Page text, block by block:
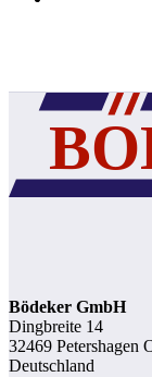
Bödeker GmbH
Dingbreite 14
32469 Petershagen
Deutschland